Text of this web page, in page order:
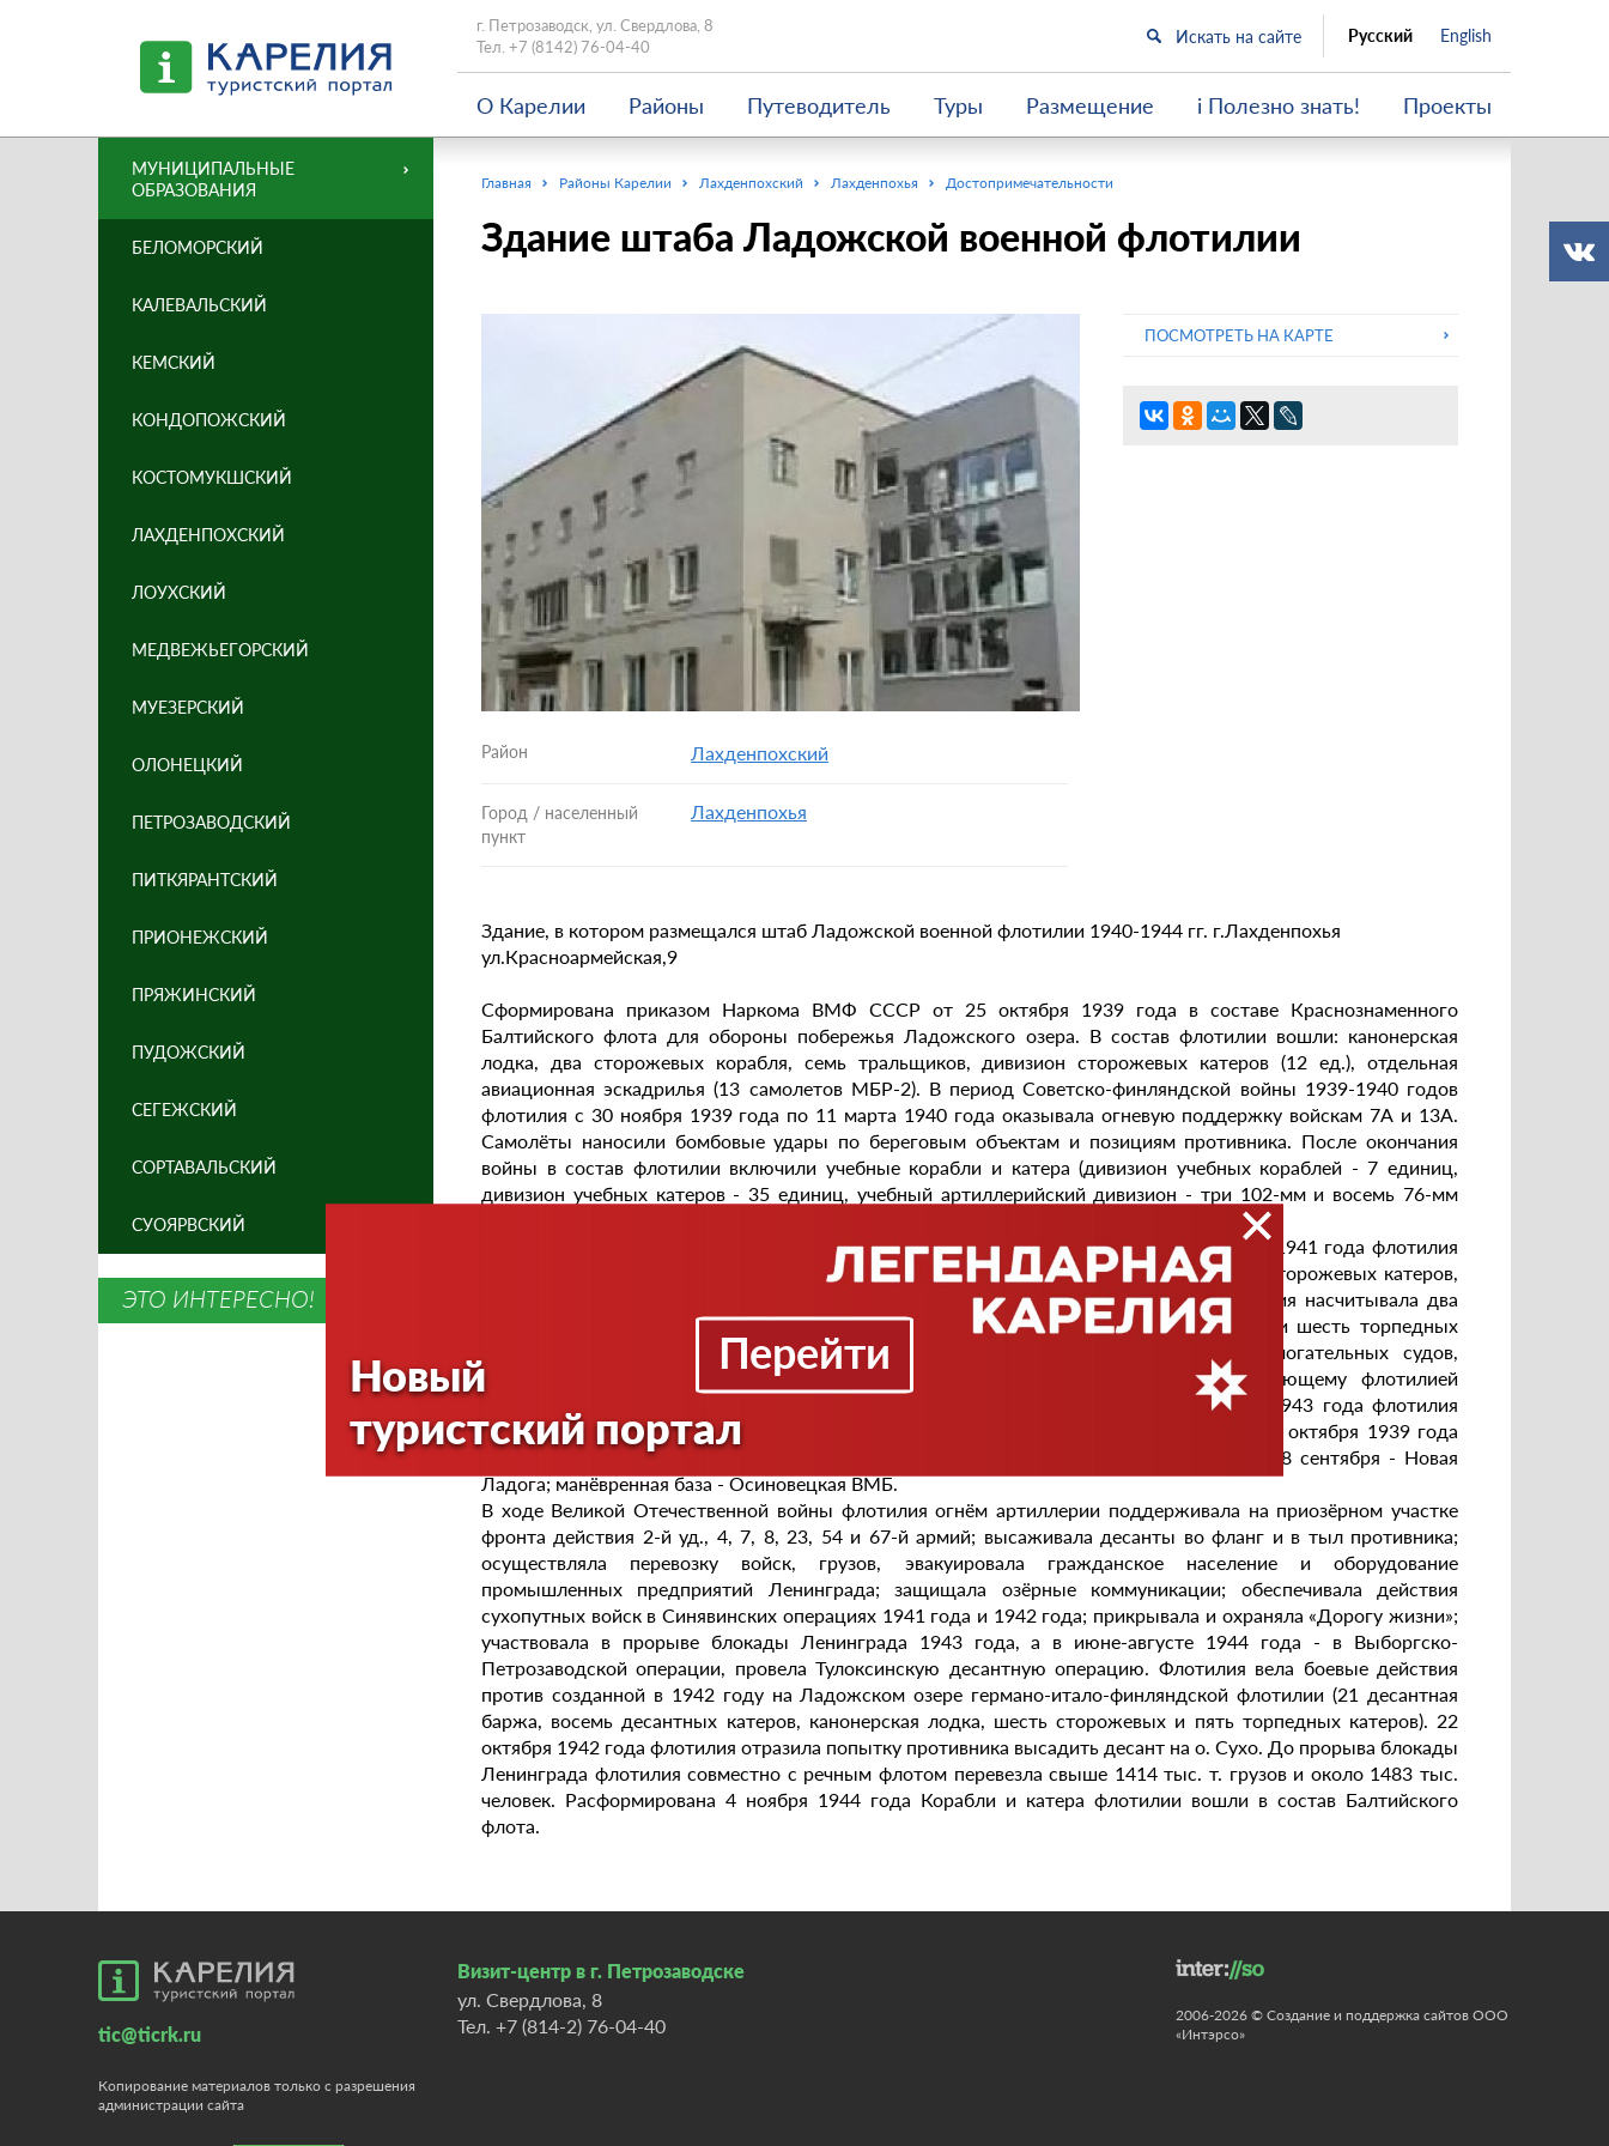
г. Петрозаводск, ул. Свердлова, 8
Тел. +7 (8142) 76-04-40
Русский English
О Карелии Районы Путеводитель Туры Размещение i Полезно знать! Проекты
Главная Районы Карелии Лахденпохский Лахденпохья Достопримечательности
Здание штаба Ладожской военной флотилии
ПОСМОТРЕТЬ НА КАРТЕ
Район Лахденпохский
Город / населенный
пункт
Лахденпохья
Здание, в котором размещался штаб Ладожской военной флотилии 1940-1944 гг. г.Лахденпохья
ул.Красноармейская,9
Сформирована приказом Наркома ВМФ СССР от 25 октября 1939 года в составе Краснознаменного
Балтийского флота для обороны побережья Ладожского озера. В состав флотилии вошли: канонерская
лодка, два сторожевых корабля, семь тральщиков, дивизион сторожевых катеров (12 ед.), отдельная
авиационная эскадрилья (13 самолетов МБР-2). В период Советско-финляндской войны 1939-1940 годов
флотилия с 30 ноября 1939 года по 11 марта 1940 года оказывала огневую поддержку войскам 7А и 13А.
Самолёты наносили бомбовые удары по береговым объектам и позициям противника. После окончания
войны в состав флотилии включили учебные корабли и катера (дивизион учебных кораблей - 7 единиц,
дивизион учебных катеров - 35 единиц, учебный артиллерийский дивизион - три 102-мм и восемь 76-мм
В связи с началом Великой Отечественной войны приказом Наркома ВМФ от 25 июня 1941 года флотилия
переведена на новые штаты. Она имела дивизионы канонерских лодок, тральщиков, сторожевых катеров,
катерных тральщиков и другие корабельные и береговые части. В 1942 года флотилия насчитывала два
сторожевых корабля, шесть канонерских лодок, десять тральщиков, 24 сторожевых и шесть торпедных
катеров, два бронекатера, 33 катера-тральщика и катера типа КМ, до 60 вспомогательных судов,
артиллерийские береговые и зенитные батареи. С 19 апреля 1942 года командующему флотилией
подчинили Северо-Западное речного пароходства (116 судов и плавсредств). Летом 1943 года флотилия
получила две, а в 1944 году - ещё три малые подлодки. Главные базы флотилии: с 25 октября 1939 года
-Шлиссельбург, с 25 июня 1941 года - Сортан-лахти, с 28 августа - Шлиссельбург, с 8 сентября - Новая
Ладога; манёвренная база - Осиновецкая ВМБ.
В ходе Великой Отечественной войны флотилия огнём артиллерии поддерживала на приозёрном участке
фронта действия 2-й уд., 4, 7, 8, 23, 54 и 67-й армий; высаживала десанты во фланг и в тыл противника;
осуществляла перевозку войск, грузов, эвакуировала гражданское население и оборудование
промышленных предприятий Ленинграда; защищала озёрные коммуникации; обеспечивала действия
сухопутных войск в Синявинских операциях 1941 года и 1942 года; прикрывала и охраняла «Дорогу жизни»;
участвовала в прорыве блокады Ленинграда 1943 года, а в июне-августе 1944 года - в Выборгско-
Петрозаводской операции, провела Тулоксинскую десантную операцию. Флотилия вела боевые действия
против созданной в 1942 году на Ладожском озере германо-итало-финляндской флотилии (21 десантная
баржа, восемь десантных катеров, канонерская лодка, шесть сторожевых и пять торпедных катеров). 22
октября 1942 года флотилия отразила попытку противника высадить десант на о. Сухо. До прорыва блокады
Ленинграда флотилия совместно с речным флотом перевезла свыше 1414 тыс. т. грузов и около 1483 тыс.
человек. Расформирована 4 ноября 1944 года Корабли и катера флотилии вошли в состав Балтийского
флота.
МУНИЦИПАЛЬНЫЕ
ОБРАЗОВАНИЯ
БЕЛОМОРСКИЙ
КАЛЕВАЛЬСКИЙ
КЕМСКИЙ
КОНДОПОЖСКИЙ
КОСТОМУКШСКИЙ
ЛАХДЕНПОХСКИЙ
ЛОУХСКИЙ
МЕДВЕЖЬЕГОРСКИЙ
МУЕЗЕРСКИЙ
ОЛОНЕЦКИЙ
ПЕТРОЗАВОДСКИЙ
ПИТКЯРАНТСКИЙ
ПРИОНЕЖСКИЙ
ПРЯЖИНСКИЙ
ПУДОЖСКИЙ
СЕГЕЖСКИЙ
СОРТАВАЛЬСКИЙ
СУОЯРВСКИЙ
ЭТО ИНТЕРЕСНО!
tic@ticrk.ru
Копирование материалов только с разрешения
администрации сайта
Визит-центр в г. Петрозаводске
ул. Свердлова, 8
Тел. +7 (814-2) 76-04-40
2006-2026 © Создание и поддержка сайтов ООО
«Интэрсо»
Новый
туристский портал
Перейти